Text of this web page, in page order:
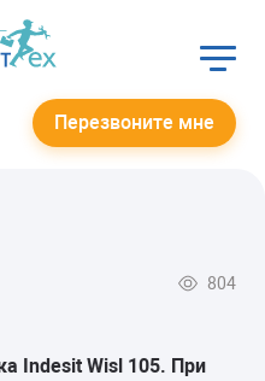
Перезвоните мне
804
Indesit Wisl 105. При